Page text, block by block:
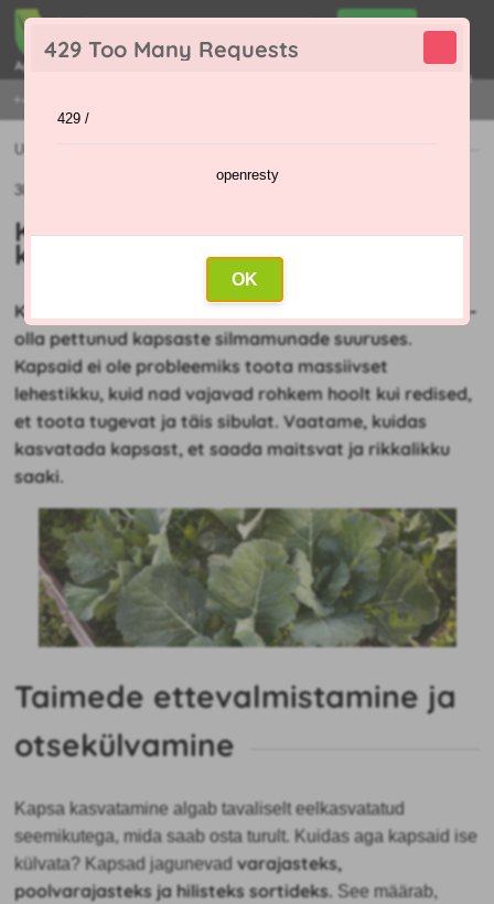
429 Too Many Requests
429 /
openresty
OK
+421 915 420 295 | E-R 9:00 - 16:00
Menu
Uudised»Kuidas kasvatada ja väetada kapsast A-st Z-ni
30.04.2022
Kuidas kasvatada ja väetada
kapsast A-st Z-ni
Kui olete proovinud kapsaid kasvatada, siis olete võib-
olla pettunud kapsaste silmamunade suuruses.
Kapsaid ei ole probleemiks toota massiivset
lehestikku, kuid nad vajavad rohkem hoolt kui redised,
et toota tugevat ja täis sibulat. Vaatame, kuidas
kasvatada kapsast, et saada maitsvat ja rikkalikku
saaki.
Taimede ettevalmistamine ja
otsekülvamine
Kapsa kasvatamine algab tavaliselteelkasvatatud
seemikutega, mida saab osta turult. Kuidas aga kapsaid ise
külvata? Kapsad jagunevadvarajasteks,
poolvarajasteks ja hilisteks sortideks. See määrab,